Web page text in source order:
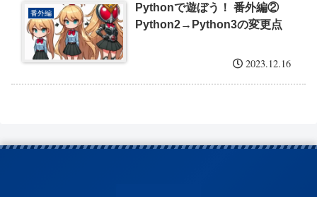
番外編
Pythonで遊ぼう！ 番外編②
Python2→Python3の変更点
2023.12.16